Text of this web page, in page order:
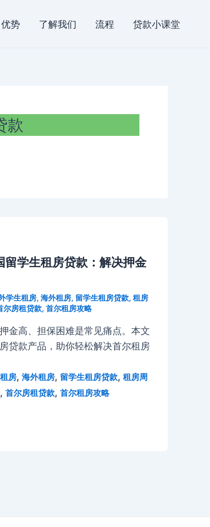
优势 了解我们 流程 贷款小课堂
款
留学生租房贷款：解决押金
学生租房, 海外租房, 留学生租房贷款, 租房
尔房租贷款, 首尔租房攻略
金高、担保困难是常见痛点。本文
贷款产品，助你轻松解决首尔租房
房, 海外租房, 留学生租房贷款, 租房周
, 首尔房租贷款, 首尔租房攻略